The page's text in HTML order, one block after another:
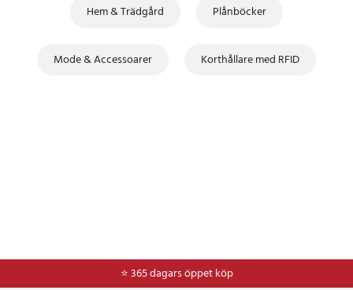
Hem & Trädgård Plånböcker
Mode & Accessoarer Korthållare med RFID
⭐ 365 dagars öppet köp
⭐Frakt 49kr *